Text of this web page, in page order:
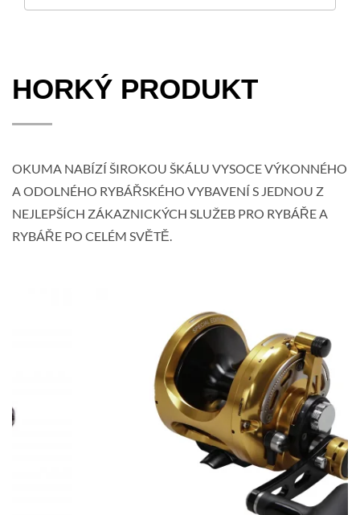
HORKÝ PRODUKT
OKUMA NABÍZÍ ŠIROKOU ŠKÁLU VYSOCE VÝKONNÉHO
A ODOLNÉHO RYBÁŘSKÉHO VYBAVENÍ S JEDNOU Z
NEJLEPŠÍCH ZÁKAZNICKÝCH SLUŽEB PRO RYBÁŘE A
RYBÁŘE PO CELÉM SVĚTĚ.